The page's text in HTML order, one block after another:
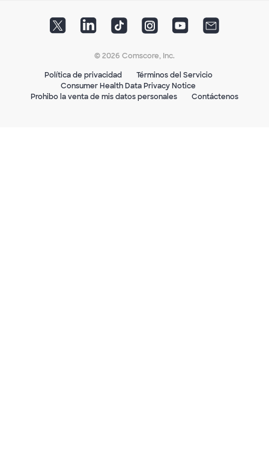
© 2026 Comscore, Inc.
Política de privacidad
Términos del Servicio
Consumer Health Data Privacy Notice
Prohibo la venta de mis datos personales
Contáctenos